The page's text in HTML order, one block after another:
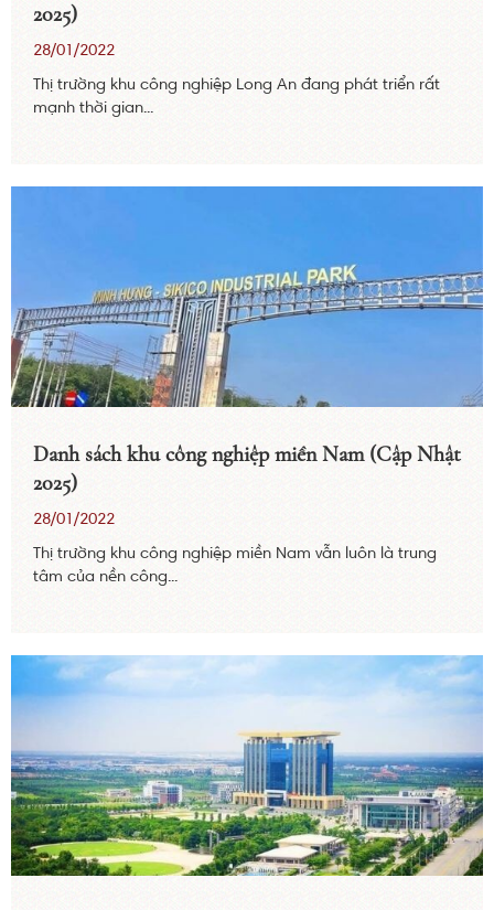
2025)
28/01/2022
Thị trường khu công nghiệp Long An đang phát triển rất
mạnh thời gian...
Danh sách khu công nghiệp miền Nam (Cập Nhật
2025)
28/01/2022
Thị trường khu công nghiệp miền Nam vẫn luôn là trung
tâm của nền công...